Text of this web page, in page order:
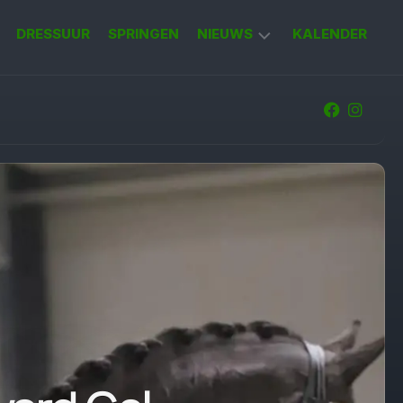
DRESSUUR SPRINGEN NIEUWS KALENDER